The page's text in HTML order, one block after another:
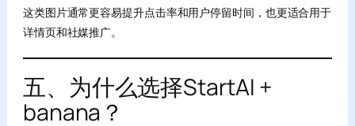
这类图片通常更容易提升点击率和用户停留时间，也更适合用于
详情页和社媒推广。
五、为什么选择StartAI +
banana？